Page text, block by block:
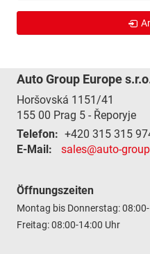
Auto Group Europe
Horšovská 1151/41
155 00 Prag 5 - Řeporyje
Telefon: +420 315 315
E-Mail:
sales@auto-
Öffnungszeiten
Montag bis Donnerstag:
Freitag: 08:00-14:00 Uhr